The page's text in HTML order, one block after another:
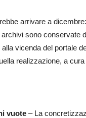
arrivare a
sono conservate
vicenda del portale
realizzazione, a
vuote – La